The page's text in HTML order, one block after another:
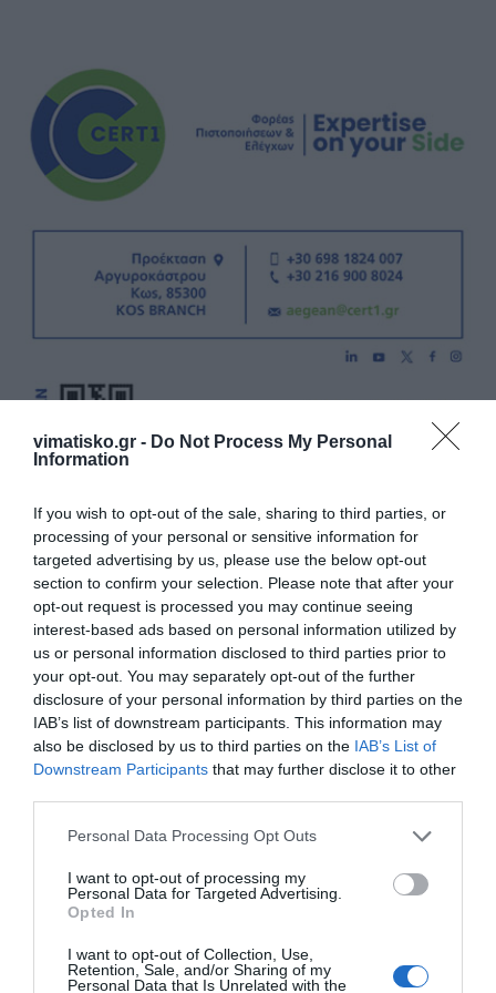
vimatisko.gr - Do Not Process My Personal
Information
If you wish to opt-out of the sale, sharing to third parties, or
processing of your personal or sensitive information for
targeted advertising by us, please use the below opt-out
section to confirm your selection. Please note that after your
opt-out request is processed you may continue seeing
interest-based ads based on personal information utilized by
us or personal information disclosed to third parties prior to
your opt-out. You may separately opt-out of the further
disclosure of your personal information by third parties on the
IAB’s list of downstream participants. This information may
also be disclosed by us to third parties on the IAB’s List of
Downstream Participants that may further disclose it to other
Personal Data Processing Opt Outs
I want to opt-out of processing my
Personal Data for Targeted Advertising.
Opted In
I want to opt-out of Collection, Use,
Retention, Sale, and/or Sharing of my
Personal Data that Is Unrelated with the
Η ανωνυμία είναι το καλύτερο κρησφύγετο δειλίας και
χυδαιότητας!
Σχόλια 0
Πρόσθεσε ένα σχόλιο
ΟΝΟΜΑ
ΤΙΤΛΟΣ